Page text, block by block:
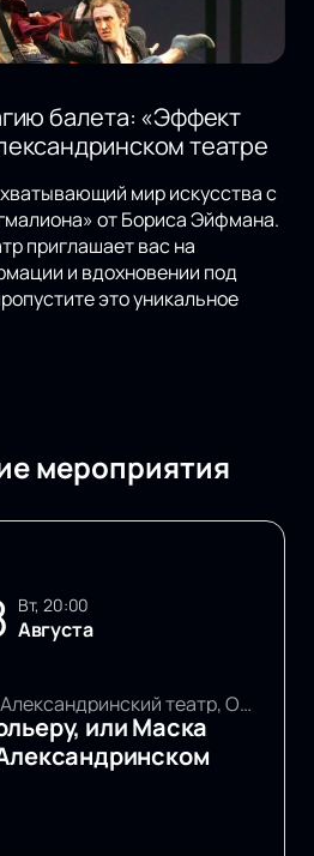
балета: «Эффект
театре
мир искусства с
от Бориса Эйфмана.
приглашает вас на
и вдохновении под
это уникальное
мероприятия
вт, 20:00
Августа
Санкт-Петербург, Александринский театр, Основная сцена
или Маска